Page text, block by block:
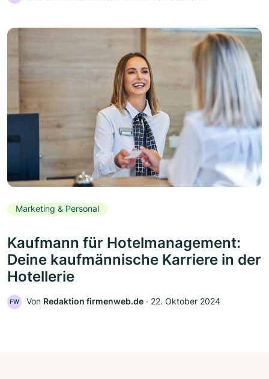
Marketing & Personal
Kaufmann für Hotelmanagement:
Deine kaufmännische Karriere in der
Hotellerie
FW Von Redaktion firmenweb.de ‧ 22. Oktober 2024